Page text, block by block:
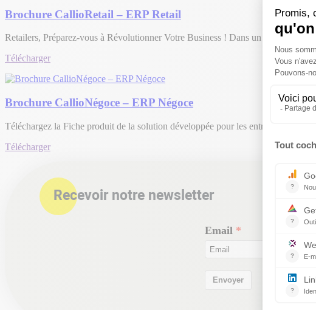
Brochure CallioRetail – ERP Retail
Retailers, Préparez-vous à Révolutionner Votre Business ! Dans un monde retail
Télécharger
Brochure CallioNégoce – ERP Négoce
Téléchargez la Fiche produit de la solution développée pour les entreprises de
Télécharger
Recevoir notre newsletter
Email
Envoyer